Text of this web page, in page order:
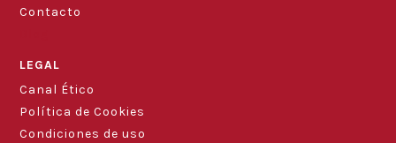
Contacto
LEGAL
Canal Ético
Política de Cookies
Condiciones de uso